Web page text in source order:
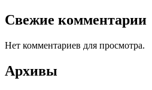
Свежие комментарии
Нет комментариев для просмотра.
Архивы